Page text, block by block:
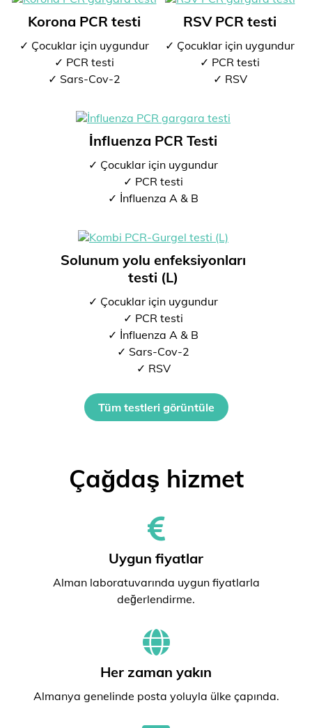
Korona PCR testi
✓ Çocuklar için uygundur
✓ PCR testi
✓ Sars-Cov-2
RSV PCR testi
✓ Çocuklar için uygundur
✓ PCR testi
✓ RSV
İnfluenza PCR Testi
✓ Çocuklar için uygundur
✓ PCR testi
✓ İnfluenza A & B
Solunum yolu enfeksiyonları
testi (L)
✓ Çocuklar için uygundur
✓ PCR testi
✓ İnfluenza A & B
✓ Sars-Cov-2
✓ RSV
Tüm testleri görüntüle
Çağdaş hizmet
Uygun fiyatlar
Alman laboratuvarında uygun fiyatlarla
değerlendirme.
Her zaman yakın
Almanya genelinde posta yoluyla ülke çapında.